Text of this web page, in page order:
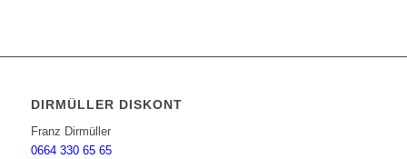
DIRMÜLLER DISKONT
Franz Dirmüller
0664 330 65 65